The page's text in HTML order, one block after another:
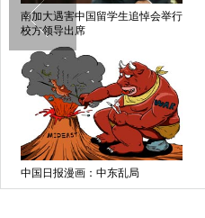
中国日报漫画：蛀虫
印度火车与校车相撞致12死